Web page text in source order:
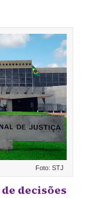
Foto: STJ
decisões